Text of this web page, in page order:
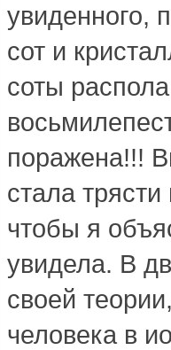
увиденного,
сот и
соты
поражена!!!
стала
чтобы я
увидела. В
своей
человека в